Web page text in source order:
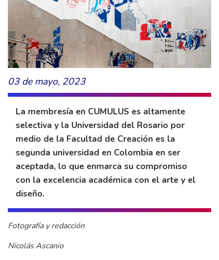
03 de mayo, 2023
La membresía en CUMULUS es altamente
selectiva y la Universidad del Rosario por
medio de la Facultad de Creación es la
segunda universidad en Colombia en ser
aceptada, lo que enmarca su compromiso
con la excelencia académica con el arte y el
diseño.
Fotografía y redacción
Nicolás Ascanio